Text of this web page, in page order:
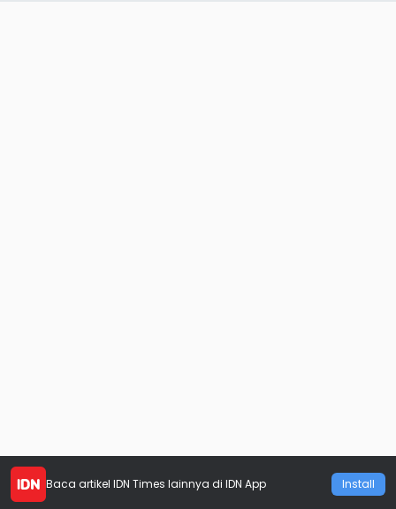
Baca artikel IDN Times lainnya di IDN App Install